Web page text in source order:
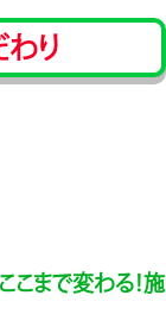
り
こまで変わる！施